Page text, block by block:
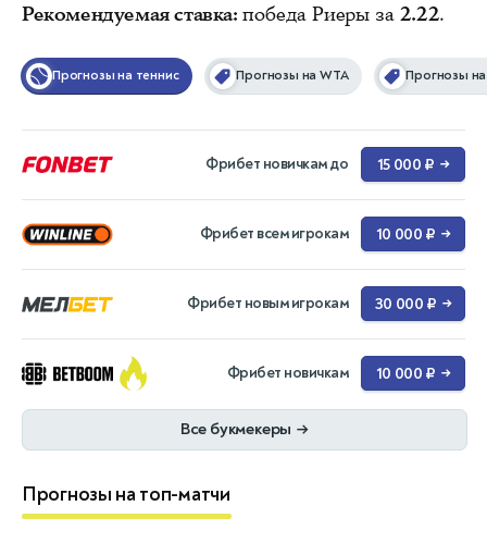
Рекомендуемая ставка: победа Риеры за 2.22.
Прогнозы на теннис Прогнозы на WTA Прогнозы
Фрибет новичкам до 15 000 ₽ →
Фрибет всем игрокам 10 000 ₽ →
Фрибет новым игрокам 30 000 ₽ →
Фрибет новичкам 10 000 ₽ →
Все букмекеры →
Прогнозы на топ-матчи